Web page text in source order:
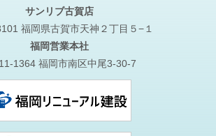
サンリブ古賀店
福岡県古賀市天神２丁目５−１
福岡営業本社
1364 福岡市南区中尾3-30-7